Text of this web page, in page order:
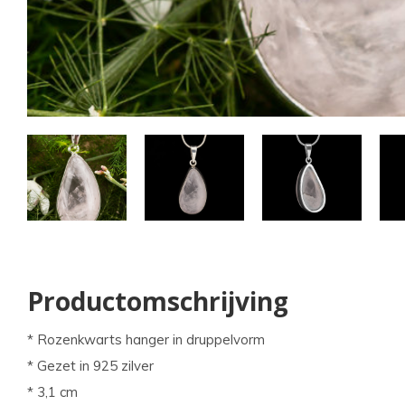
kunt
Productomschrijving
* Rozenkwarts hanger in druppelvorm
* Gezet in 925 zilver
* 3,1 cm